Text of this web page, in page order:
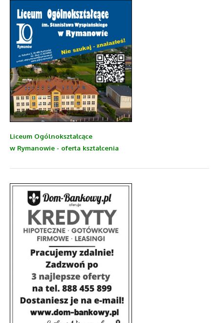
Liceum Ogólnokształcące
w Rymanowie - oferta kształcenia